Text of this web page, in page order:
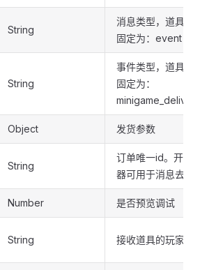
String
消息类型，道具发
固定为：event
String
事件类型，道具发
固定为：
Object 发货参数
String
订单唯一id。开发
器可用于消息去重
Number 是否预览调试
String 接收道具的玩家